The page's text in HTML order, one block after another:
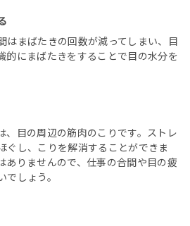
はまばたきの回数が減ってしまい、目
的にまばたきをすることで目の水分を
、目の周辺の筋肉のこりです。ストレ
ぐし、こりを解消することができま
ありませんので、仕事の合間や目の疲
しょう。